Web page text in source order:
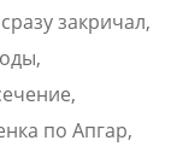
закричал,
по Апгар,